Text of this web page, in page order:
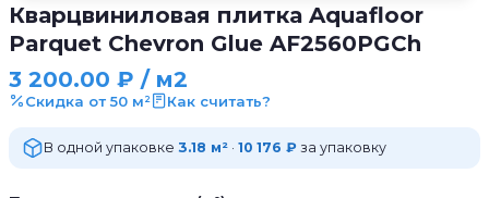
Кварцвиниловая плитка Aquafloor
Parquet Chevron Glue AF2560PGCh
3 200.00 ₽ / м2
Скидка от 50 м² Как считать?
В одной упаковке 3.18 м² · 10 176 ₽ за упаковку